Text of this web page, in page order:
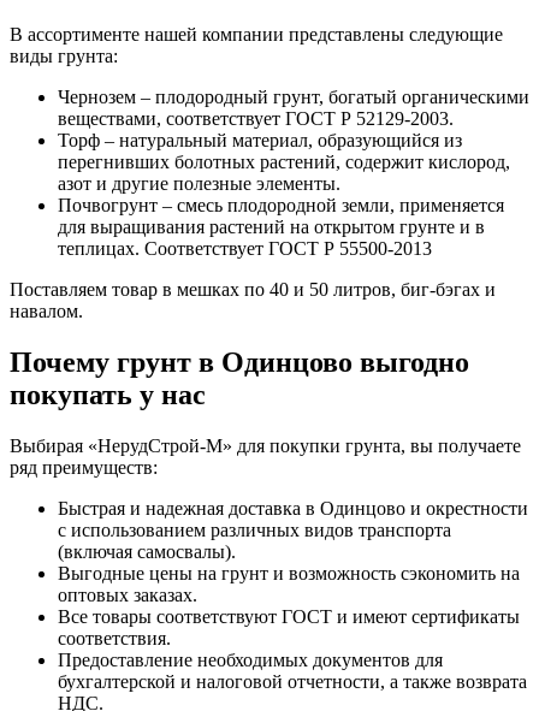
В ассортименте нашей компании представлены следующие
виды грунта:
Чернозем – плодородный грунт, богатый органическими
веществами, соответствует ГОСТ Р 52129-2003.
Торф – натуральный материал, образующийся из
перегнивших болотных растений, содержит кислород,
азот и другие полезные элементы.
Почвогрунт – смесь плодородной земли, применяется
для выращивания растений на открытом грунте и в
теплицах. Соответствует ГОСТ Р 55500-2013
Поставляем товар в мешках по 40 и 50 литров, биг-бэгах и
навалом.
Почему грунт в Одинцово выгодно
покупать у нас
Выбирая «НерудСтрой-М» для покупки грунта, вы получаете
ряд преимуществ:
Быстрая и надежная доставка в Одинцово и окрестности
с использованием различных видов транспорта
(включая самосвалы).
Выгодные цены на грунт и возможность сэкономить на
оптовых заказах.
Все товары соответствуют ГОСТ и имеют сертификаты
соответствия.
Предоставление необходимых документов для
бухгалтерской и налоговой отчетности, а также возврата
НДС.